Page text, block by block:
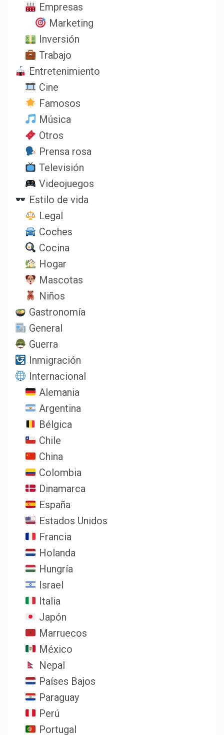
Empresas
Marketing
Inversión
Trabajo
Entretenimiento
Cine
Famosos
Música
Otros
Prensa rosa
Televisión
Videojuegos
Estilo de vida
Legal
Coches
Cocina
Hogar
Mascotas
Niños
Gastronomía
General
Guerra
Inmigración
Internacional
Alemania
Argentina
Bélgica
Chile
China
Colombia
Dinamarca
España
Estados Unidos
Francia
Holanda
Hungría
Israel
Italia
Japón
Marruecos
México
Nepal
Países Bajos
Paraguay
Perú
Portugal